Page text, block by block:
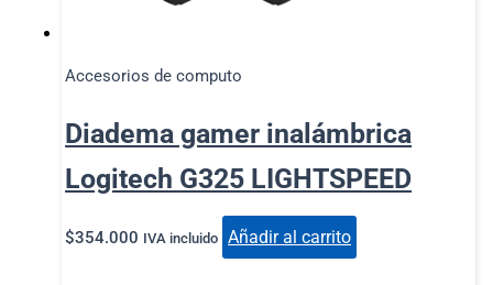
Accesorios de computo
Diadema gamer inalámbrica
Logitech G325 LIGHTSPEED
$354.000 IVA incluido Añadir al carrito